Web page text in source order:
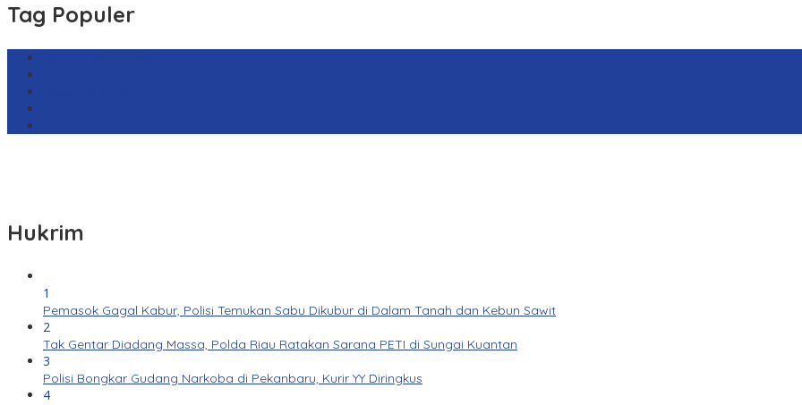
Tag Populer
Hukrim
1
Pemasok Gagal Kabur, Polisi Temukan Sabu Dikubur di Dalam Tanah dan Kebun Sawit
2
Tak Gentar Diadang Massa, Polda Riau Ratakan Sarana PETI di Sungai Kuantan
3
Polisi Bongkar Gudang Narkoba di Pekanbaru, Kurir YY Diringkus
4